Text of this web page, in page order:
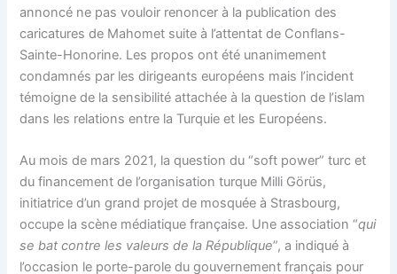
annoncé ne pas vouloir renoncer à la publication des
caricatures de Mahomet suite à l’attentat de Conflans-
Sainte-Honorine. Les propos ont été unanimement
condamnés par les dirigeants européens mais l’incident
témoigne de la sensibilité attachée à la question de l’islam
dans les relations entre la Turquie et les Européens.
Au mois de mars 2021, la question du “soft power” turc et
du financement de l’organisation turque Milli Görüs,
initiatrice d’un grand projet de mosquée à Strasbourg,
occupe la scène médiatique française. Une association “qui
se bat contre les valeurs de la République”, a indiqué à
l’occasion le porte-parole du gouvernement français pour